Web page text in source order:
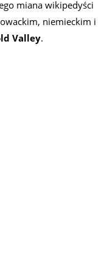
miana wikipedyści
niemieckim i
Valley.